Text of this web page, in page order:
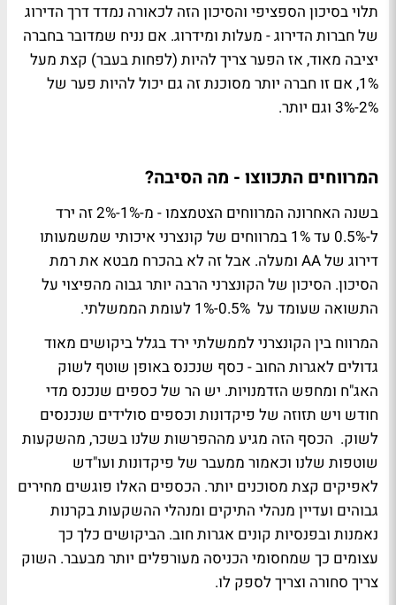
תלוי בסיכון הספציפי והסיכון הזה לכאורה נמדד דרך הדירוג
של חברות הדירוג - מעלות ומידרוג. אם נניח שמדובר בחברה
יציבה מאוד, אז הפער צריך להיות (לפחות בעבר) קצת מעל
1%, אם זו חברה יותר מסוכנת זה גם יכול להיות פער של
2%-3% וגם יותר.
המרווחים התכווצו - מה הסיבה?
בשנה האחרונה המרווחים הצטמצמו - מ-1%-2% זה ירד
ל-0.5% עד 1% במרווחים של קונצרני איכותי שמשמעותו
דירוג של AA ומעלה. אבל זה לא בהכרח מבטא את רמת
הסיכון. הסיכון של הקונצרני הרבה יותר גבוה מהפיצוי על
התשואה שעומד על 0.5%-1% לעומת הממשלתי.
המרווח בין הקונצרני לממשלתי ירד בגלל ביקושים מאוד
גדולים לאגרות החוב - כסף שנכנס באופן שוטף לשוק
האג"ח ומחפש הזדמנויות. יש הר של כספים שנכנס מדי
חודש ויש תזוזה של פיקדונות וכספים סולידים שנכנסים
לשוק. הכסף הזה מגיע מההפרשות שלנו בשכר, מהשקעות
שוטפות שלנו וכאמור ממעבר של פיקדונות ועו"דש
לאפיקים קצת מסוכנים יותר. הכספים האלו פוגשים מחירים
גבוהים ועדיין מנהלי התיקים ומנהלי ההשקעות בקרנות
נאמנות ובפנסיות קונים אגרות חוב. הביקושים כלך כך
עצומים כך שמחסומי הכניסה מעורפלים יותר מבעבר. השוק
צריך סחורה וצריך לספק לו.